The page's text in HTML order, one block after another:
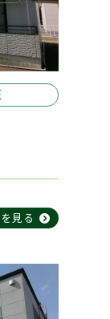
：00
月4日ま
ては、1
すので
した。
見る